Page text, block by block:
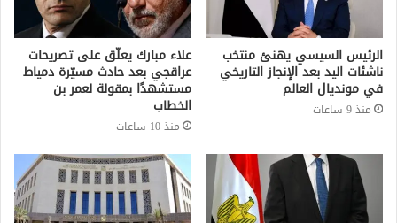
الرئيس السيسي يهنئ منتخب
ناشئات اليد بعد الإنجاز التاريخي
في مونديال العالم
منذ 9 ساعات
علاء مبارك يعلّق على تصريحات
عراقجي بعد حادث مسيّرة دمياط
مستشهدًا بمقولة لعمر بن
الخطاب
منذ 10 ساعات